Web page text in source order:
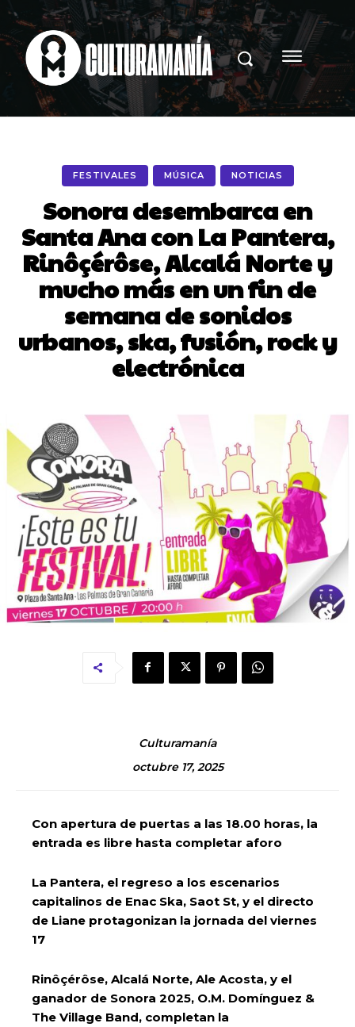
FESTIVALES MÚSICA NOTICIAS
Sonora desembarca en
Santa Ana con La Pantera,
Rinôçérôse, Alcalá Norte y
mucho más en un fin de
semana de sonidos
urbanos, ska, fusión, rock y
electrónica
Culturamanía
octubre 17, 2025
Con apertura de puertas a las 18.00 horas, la
entrada es libre hasta completar aforo
La Pantera, el regreso a los escenarios
capitalinos de Enac Ska, Saot St, y el directo
de Liane protagonizan la jornada del viernes
17
Rinôçérôse, Alcalá Norte, Ale Acosta, y el
ganador de Sonora 2025, O.M. Domínguez &
The Village Band, completan la